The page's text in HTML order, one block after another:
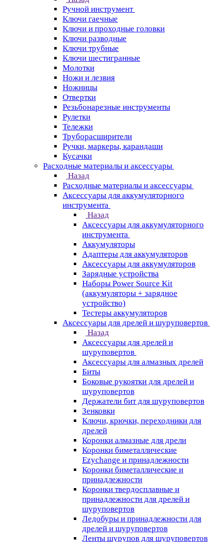
Ручной инструмент
Ключи гаечные
Ключи и проходные головки
Ключи разводные
Ключи трубные
Ключи шестигранные
Молотки
Ножи и лезвия
Ножницы
Отвертки
Резьбонарезные инструменты
Рулетки
Тележки
Труборасширители
Ручки, маркеры, карандаши
Кусачки
Расходные материалы и аксессуары
Назад
Расходные материалы и аксессуары
Аксессуары для аккумуляторного
инструмента
Назад
Аксессуары для аккумуляторного
инструмента
Aккумуляторы
Адаптеры для аккумуляторов
Аксессуары для аккумуляторов
Зарядные устройства
Наборы Power Source Kit
(аккумуляторы + зарядное
устройство)
Тестеры аккумуляторов
Аксессуары для дрелей и шуруповертов
Назад
Аксессуары для дрелей и
шуруповертов
Аксессуары для алмазных дрелей
Биты
Боковые рукоятки для дрелей и
шуруповертов
Держатели бит для шуруповертов
Зенковки
Ключи, крючки, переходники для
дрелей
Коронки алмазные для дрели
Коронки биметаллические
Ezychange и принадлежности
Коронки биметаллические и
принадлежности
Коронки твердосплавные и
принадлежности для дрелей и
шуруповертов
Ледобуры и принадлежности для
дрелей и шуруповертов
Ленты шурупов для шуруповертов